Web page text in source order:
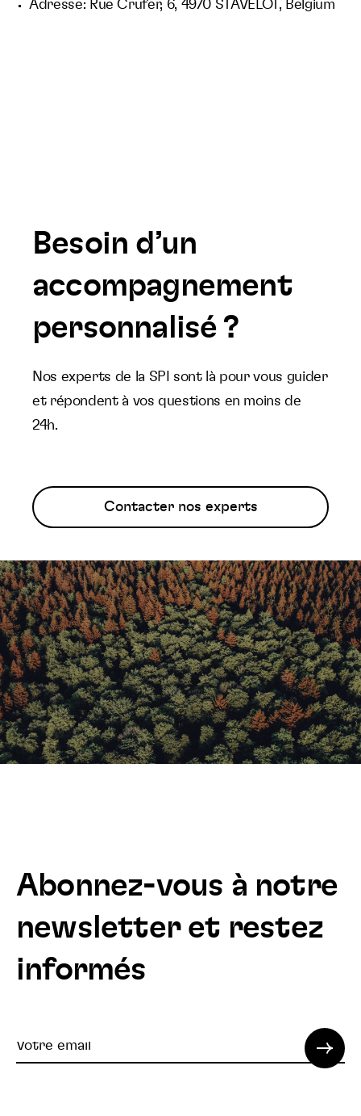
Adresse: Rue Crufer, 6, 4970 STAVELOT, Belgium
Besoin d’un
accompagnement
personnalisé ?
Nos experts de la SPI sont là pour vous guider
et répondent à vos questions en moins de
24h.
Contacter nos experts
Abonnez-vous à notre
newsletter et restez
informés
Votre